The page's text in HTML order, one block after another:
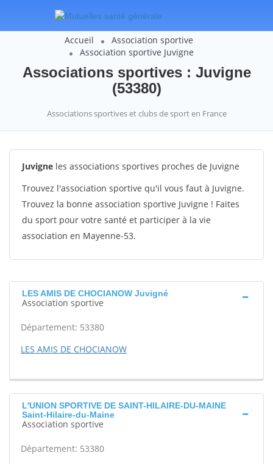
Accueil
Association sportive
Association sportive Juvigne
Associations sportives : Juvigne
(53380)
Associations sportives et clubs de sport en France
Juvigne les associations sportives proches de Juvigne
Trouvez l'association sportive qu'il vous faut à Juvigne.
Trouvez la bonne association sportive Juvigne ! Faites
du sport pour votre santé et participer à la vie
association en Mayenne-53.
LES AMIS DE CHOCIANOW Juvigné
Association sportive
Département: 53380
LES AMIS DE CHOCIANOW
L'UNION SPORTIVE DE SAINT-HILAIRE-DU-MAINE
Saint-Hilaire-du-Maine
Association sportive
Département: 53380